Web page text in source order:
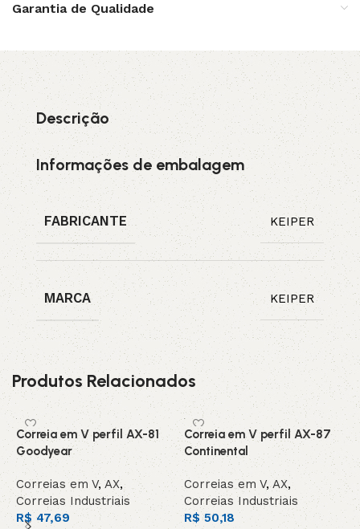
Garantia de Qualidade
Descrição
Informações de embalagem
FABRICANTE KEIPER
MARCA KEIPER
Produtos Relacionados
Correia em V perfil AX-81
Goodyear
Correias em V, AX,
Correias Industriais
R$47,69
Correia em V perfil AX-87
Continental
Correias em V,AX,
Correias Industriais
R$ 50,18